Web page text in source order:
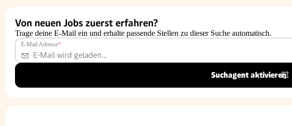
Von neuen Jobs zuerst erfahren?
Trage deine E-Mail ein und erhalte passende Stellen zu dieser Suche automatisch.
E-Mail Adresse*
Suchagent aktivieren